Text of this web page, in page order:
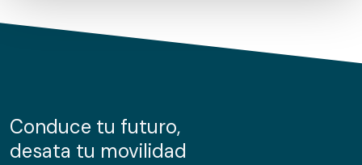
de cookies.
información sobre el uso que haga del sitio web con
nuestros partners de redes sociales, publicidad y análisis
Conduce tu futuro,
desata tu movilidad